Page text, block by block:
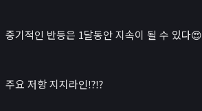
중기적인 반등은 1달동안 지속이 될 수 있다😍
주요 저항 지지라인⁉️⁉️